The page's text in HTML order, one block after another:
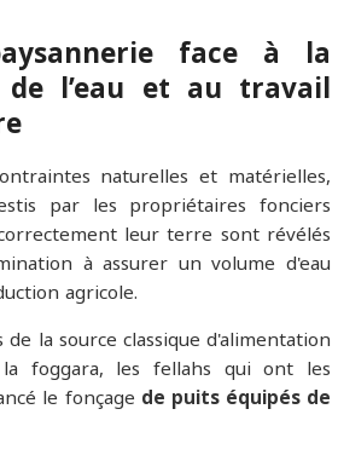
face à la
de l’eau et au travail
naturelles et matérielles,
par les propriétaires fonciers
leur terre sont révélés
à assurer un volume d'eau
agricole.
la source classique d'alimentation
foggara, les fellahs qui ont les
le fonçage de puits équipés de